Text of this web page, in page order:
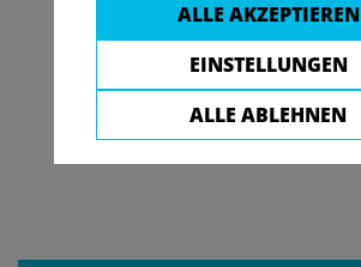
ALLE AKZEPTIEREN
EINSTELLUNGEN
ALLE ABLEHNEN